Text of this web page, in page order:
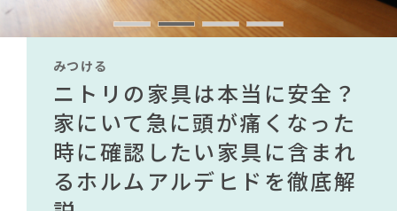
#2022 秋ドラマ #KEYUCA#ニトリ
#2022 夏ドラマ#コメリ#家具#ソファ
#チェア #一枚板
#インテリアスタイリングの法則
#インダストリアルスタイル #フェリシモ#unico
#タンスのゲン#テレワーク
#ファニタメ#2022 春ドラマ
#大塚家具#オフィスチェア #アダル #岡崎製材#映画
#田中みな実 #DINOS CORPORATION
楽しむ
ARCHIVE
NEWS
ABOUT
みつける
無印で有名デザイナーのアイ
テムが手に入る？無印良品で
買える有名デザイナーがデザ
インしたインテリアを一挙紹
みつける
IKEA家具は引っ越し業者を悩
ませる？引っ越し業者に敬遠
されている理由を徹底解
説！！
みつける
ニトリの家具は本当に安全？
家にいて急に頭が痛くなった
時に確認したい家具に含まれ
るホルムアルデヒドを徹底解
みつける
【部屋をおしゃれにしたい人
必見】今話題のインテリアス
タイルから定番スタイルまで
紹介！おすすめインテリアス
みつける
無印で有名デザイナーのアイ
テムが手に入る？無印良品で
買える有名デザイナーがデザ
インしたインテリアを一挙紹
みつける
IKEA家具は引っ越し業者を悩
ませる？引っ越し業者に敬遠
されている理由を徹底解
説！！